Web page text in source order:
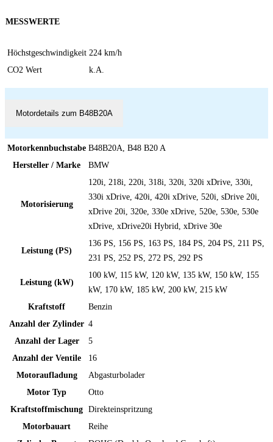
MESSWERTE
Höchstgeschwindigkeit 224 km/h
CO2 Wert
k.A.
Motordetails zum B48B20A
Motorkennbuchstabe B48B20A, B48 B20 A
Hersteller / Marke
BMW
Motorisierung
120i, 218i, 220i, 318i, 320i, 320i xDrive, 330i,
330i xDrive, 420i, 420i xDrive, 520i, sDrive 20i,
xDrive 20i, 320e, 330e xDrive, 520e, 530e, 530e
xDrive, xDrive20i Hybrid, xDrive 30e
Leistung (PS)
136 PS, 156 PS, 163 PS, 184 PS, 204 PS, 211 PS,
231 PS, 252 PS, 272 PS, 292 PS
Leistung (kW)
100 kW, 115 kW, 120 kW, 135 kW, 150 kW, 155
kW, 170 kW, 185 kW, 200 kW, 215 kW
Kraftstoff
Benzin
Anzahl der Zylinder 4
Anzahl der Lager
5
Anzahl der Ventile
16
Motoraufladung
Abgasturbolader
Motor Typ
Otto
Kraftstoffmischung Direkteinspritzung
Motorbauart
Reihe